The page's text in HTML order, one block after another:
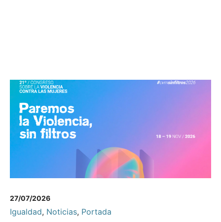
27/07/2026
Igualdad, Noticias, Portada